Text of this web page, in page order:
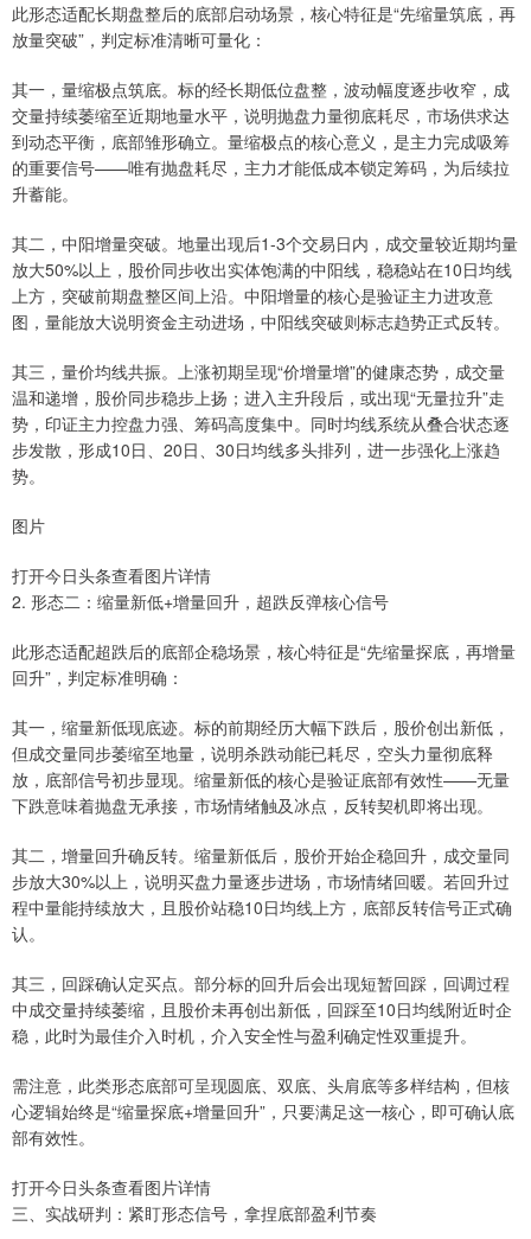
此形态适配长期盘整后的底部启动场景，核心特征是“先缩量筑底，再
放量突破”，判定标准清晰可量化：
其一，量缩极点筑底。标的经长期低位盘整，波动幅度逐步收窄，成
交量持续萎缩至近期地量水平，说明抛盘力量彻底耗尽，市场供求达
到动态平衡，底部雏形确立。量缩极点的核心意义，是主力完成吸筹
的重要信号——唯有抛盘耗尽，主力才能低成本锁定筹码，为后续拉
升蓄能。
其二，中阳增量突破。地量出现后1-3个交易日内，成交量较近期均量
放大50%以上，股价同步收出实体饱满的中阳线，稳稳站在10日均线
上方，突破前期盘整区间上沿。中阳增量的核心是验证主力进攻意
图，量能放大说明资金主动进场，中阳线突破则标志趋势正式反转。
其三，量价均线共振。上涨初期呈现“价增量增”的健康态势，成交量
温和递增，股价同步稳步上扬；进入主升段后，或出现“无量拉升”走
势，印证主力控盘力强、筹码高度集中。同时均线系统从叠合状态逐
步发散，形成10日、20日、30日均线多头排列，进一步强化上涨趋
势。
图片
打开今日头条查看图片详情
2. 形态二：缩量新低+增量回升，超跌反弹核心信号
此形态适配超跌后的底部企稳场景，核心特征是“先缩量探底，再增量
回升”，判定标准明确：
其一，缩量新低现底迹。标的前期经历大幅下跌后，股价创出新低，
但成交量同步萎缩至地量，说明杀跌动能已耗尽，空头力量彻底释
放，底部信号初步显现。缩量新低的核心是验证底部有效性——无量
下跌意味着抛盘无承接，市场情绪触及冰点，反转契机即将出现。
其二，增量回升确反转。缩量新低后，股价开始企稳回升，成交量同
步放大30%以上，说明买盘力量逐步进场，市场情绪回暖。若回升过
程中量能持续放大，且股价站稳10日均线上方，底部反转信号正式确
认。
其三，回踩确认定买点。部分标的回升后会出现短暂回踩，回调过程
中成交量持续萎缩，且股价未再创出新低，回踩至10日均线附近时企
稳，此时为最佳介入时机，介入安全性与盈利确定性双重提升。
需注意，此类形态底部可呈现圆底、双底、头肩底等多样结构，但核
心逻辑始终是“缩量探底+增量回升”，只要满足这一核心，即可确认底
部有效性。
打开今日头条查看图片详情
三、实战研判：紧盯形态信号，拿捏底部盈利节奏